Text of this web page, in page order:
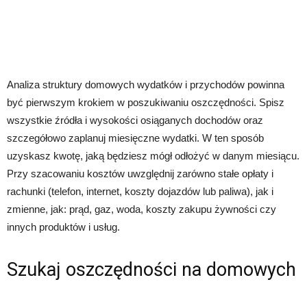
Analiza struktury domowych wydatków i przychodów powinna
być pierwszym krokiem w poszukiwaniu oszczędności. Spisz
wszystkie źródła i wysokości osiąganych dochodów oraz
szczegółowo zaplanuj miesięczne wydatki. W ten sposób
uzyskasz kwotę, jaką będziesz mógł odłożyć w danym miesiącu.
Przy szacowaniu kosztów uwzględnij zarówno stałe opłaty i
rachunki (telefon, internet, koszty dojazdów lub paliwa), jak i
zmienne, jak: prąd, gaz, woda, koszty zakupu żywności czy
innych produktów i usług.
Szukaj oszczędności na domowych